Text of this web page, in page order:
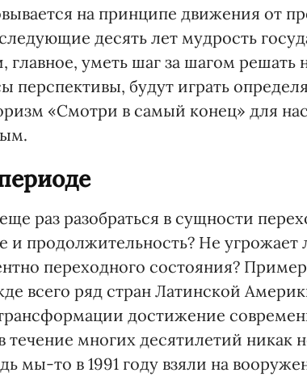
на принципе движения от
десять лет мудрость
главное, уметь шаг за шагом решать
перспективы, будут играть
«Смотри в самый конец» для нас
раз разобраться в сущности
и продолжительность? Не
переходного состояния?
всего ряд стран Латинской
достижение
течение многих десятилетий никак
мы-то в 1991 году взяли на